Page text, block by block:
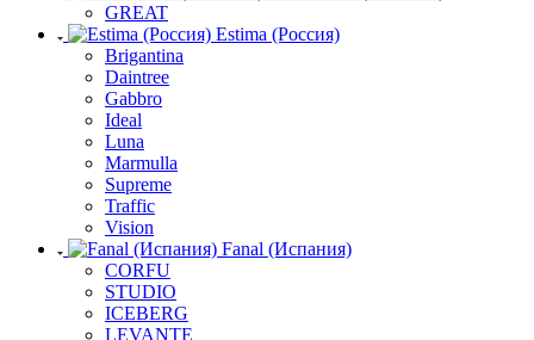
GREAT
Estima (Россия)
Brigantina
Daintree
Gabbro
Ideal
Luna
Marmulla
Supreme
Traffic
Vision
Fanal (Испания)
CORFU
STUDIO
ICEBERG
LEVANTE